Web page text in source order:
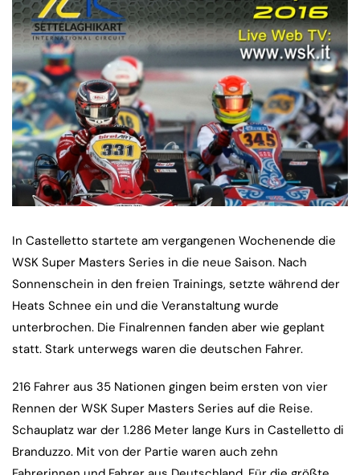
In Castelletto startete am vergangenen Wochenende die
WSK Super Masters Series in die neue Saison. Nach
Sonnenschein in den freien Trainings, setzte während der
Heats Schnee ein und die Veranstaltung wurde
unterbrochen. Die Finalrennen fanden aber wie geplant
statt. Stark unterwegs waren die deutschen Fahrer.
216 Fahrer aus 35 Nationen gingen beim ersten von vier
Rennen der WSK Super Masters Series auf die Reise.
Schauplatz war der 1.286 Meter lange Kurs in Castelletto di
Branduzzo. Mit von der Partie waren auch zehn